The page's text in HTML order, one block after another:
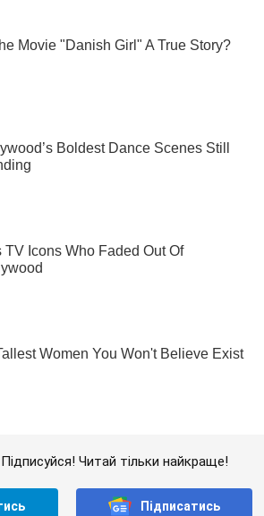
Читай тільки найкраще!
Підписатись